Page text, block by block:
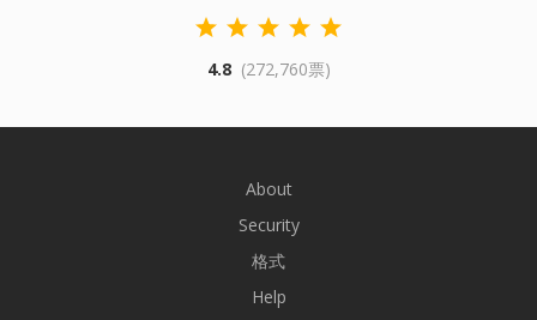
4.8 (272,760票)
About
Security
格式
Help